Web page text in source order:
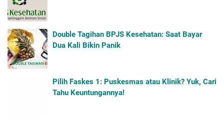
Double Tagihan BPJS Kesehatan: Saat Bayar
Dua Kali Bikin Panik
Pilih Faskes 1: Puskesmas atau Klinik? Yuk, Cari
Tahu Keuntungannya!